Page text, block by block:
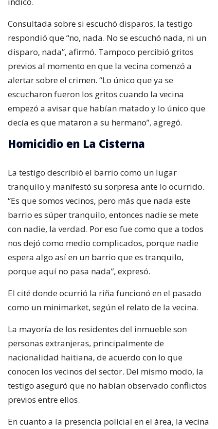
Consultada sobre si escuchó disparos, la testigo
respondió que “no, nada. No se escuchó nada, ni un
disparo, nada”, afirmó. Tampoco percibió gritos
previos al momento en que la vecina comenzó a
alertar sobre el crimen. “Lo único que ya se
escucharon fueron los gritos cuando la vecina
empezó a avisar que habían matado y lo único que
decía es que mataron a su hermano”, agregó.
Homicidio en La Cisterna
La testigo describió el barrio como un lugar
tranquilo y manifestó su sorpresa ante lo ocurrido.
“Es que somos vecinos, pero más que nada este
barrio es súper tranquilo, entonces nadie se mete
con nadie, la verdad. Por eso fue como que a todos
nos dejó como medio complicados, porque nadie
espera algo así en un barrio que es tranquilo,
porque aquí no pasa nada”, expresó.
El cité donde ocurrió la riña funcionó en el pasado
como un minimarket, según el relato de la vecina.
La mayoría de los residentes del inmueble son
personas extranjeras, principalmente de
nacionalidad haitiana, de acuerdo con lo que
conocen los vecinos del sector. Del mismo modo, la
testigo aseguró que no habían observado conflictos
previos entre ellos.
En cuanto a la presencia policial en el área, la vecina